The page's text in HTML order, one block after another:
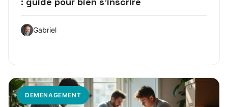
Gabriel
DEMENAGEMENT